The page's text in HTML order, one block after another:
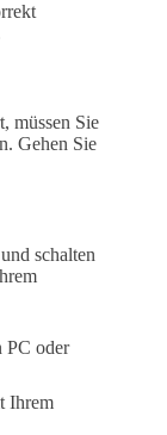
müssen Sie
Gehen Sie
schalten
PC oder
Ihrem